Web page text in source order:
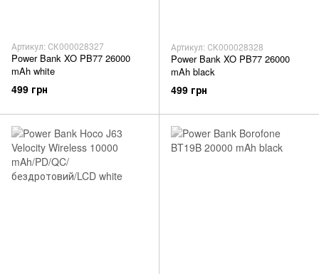
Артикул: СК000028327
Power Bank XO PB77 26000
mAh white
499 грн
Артикул: СК000028328
Power Bank XO PB77 26000
mAh black
499 грн